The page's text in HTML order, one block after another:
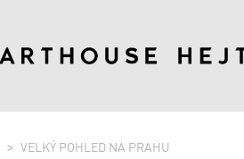
VELKÝ POHLED NA PRAHU